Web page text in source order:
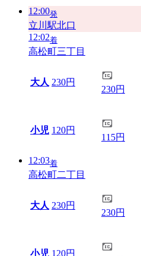
12:00発
立川駅北口
12:02着
高松町三丁目
大人 230円
230円
小児 120円
115円
12:03着
高松町二丁目
大人 230円
230円
小児 120円